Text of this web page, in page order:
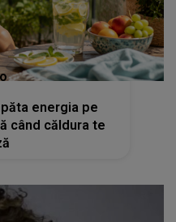
energia pe
când căldura te